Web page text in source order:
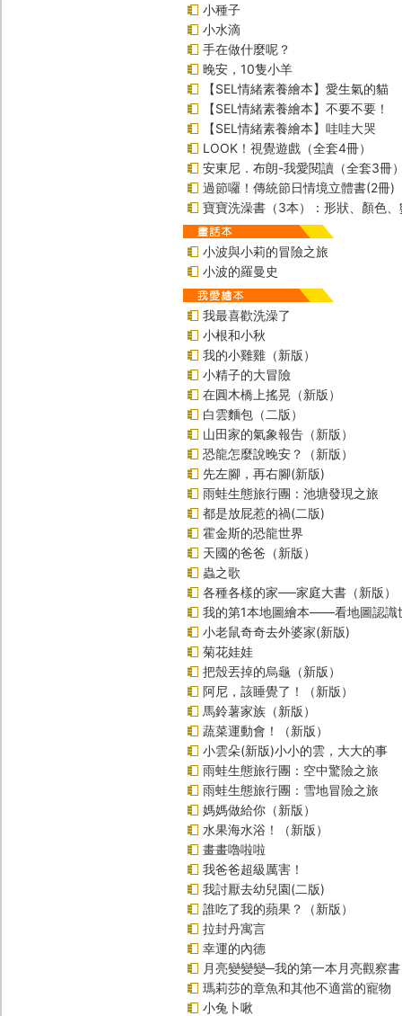
小種子
小水滴
手在做什麼呢？
晚安，10隻小羊
【SEL情緒素養繪本】愛生氣的貓
【SEL情緒素養繪本】不要不要！
【SEL情緒素養繪本】哇哇大哭
LOOK！視覺遊戲（全套4冊）
安東尼．布朗-我愛閱讀（全套3冊
過節囉！傳統節日情境立體書(2冊)
寶寶洗澡書（3本）：形狀、顏色、
小波與小莉的冒險之旅
小波的羅曼史
我最喜歡洗澡了
小根和小秋
我的小雞雞（新版）
小精子的大冒險
在圓木橋上搖晃（新版）
白雲麵包（二版）
山田家的氣象報告（新版）
恐龍怎麼說晚安？（新版）
先左腳，再右腳(新版)
雨蛙生態旅行團：池塘發現之旅
都是放屁惹的禍(二版)
霍金斯的恐龍世界
天國的爸爸（新版）
蟲之歌
各種各樣的家──家庭大書（新版）
我的第1本地圖繪本――看地圖認識
小老鼠奇奇去外婆家(新版)
菊花娃娃
把殼丟掉的烏龜（新版）
阿尼，該睡覺了！（新版）
馬鈴薯家族（新版）
蔬菜運動會！（新版）
小雲朵(新版)小小的雲，大大的事
雨蛙生態旅行團：空中驚險之旅
雨蛙生態旅行團：雪地冒險之旅
媽媽做給你（新版）
水果海水浴！（新版）
畫畫嚕啦啦
我爸爸超級厲害！
我討厭去幼兒園(二版)
誰吃了我的蘋果？（新版）
拉封丹寓言
幸運的內德
月亮變變變─我的第一本月亮觀察書
瑪莉莎的章魚和其他不適當的寵物
小兔卜啾